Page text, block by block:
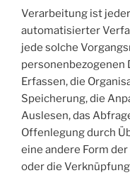
Verarbeitung ist
automatisierter
jede solche
personenbezogenen
Erfassen, die
Speicherung, die
Auslesen, das
Offenlegung durch
eine andere Form
oder die